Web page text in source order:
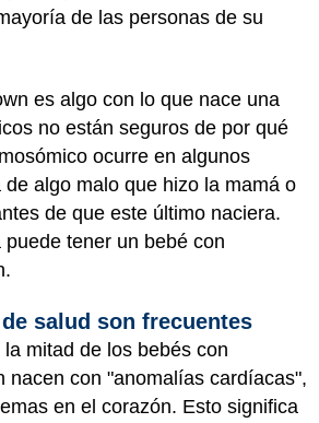
de las personas de su
es algo con lo que nace una
no están seguros de por qué
ocurre en algunos
algo malo que hizo la mamá o
de que este último naciera.
tener un bebé con
salud son frecuentes
mitad de los bebés con
nacen con "anomalías cardíacas",
en el corazón. Esto significa